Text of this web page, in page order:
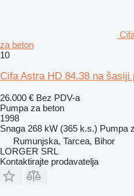
za beton
10
Cifa Astra HD 84.38 na šasiji
26.000 € Bez PDV-a
Pumpa za beton
1998
Snaga 268 kW (365 k.s.) Pumpa
Rumunjska, Tarcea, Bihor
LORGER SRL
Kontaktirajte prodavatelja